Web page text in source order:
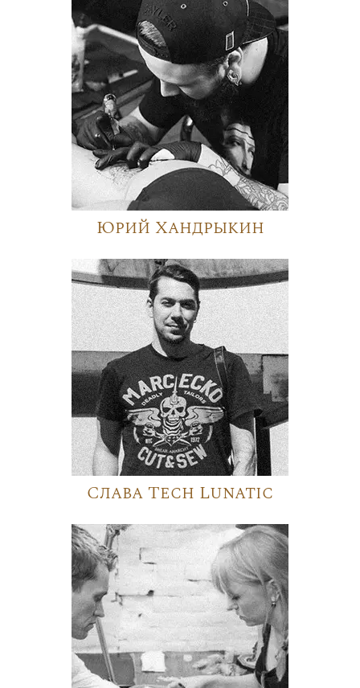
Юрий Хандрыкин
Слава Tech Lunatic